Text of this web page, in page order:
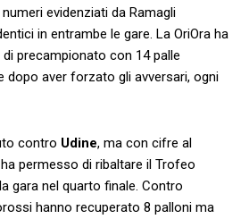
evidenziati da Ramagli
in entrambe le gare. La OriOra ha
precampionato con 14 palle
dopo aver forzato gli avversari, ogni
contro Udine, ma con cifre al
permesso di ribaltare il Trofeo
gara nel quarto finale. Contro
hanno recuperato 8 palloni ma